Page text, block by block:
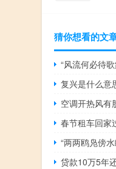
猜你想看的文
“风流何必待
复兴是什么意
空调开热风有
春节租车回家
“两两鸥凫傍
贷款10万5年